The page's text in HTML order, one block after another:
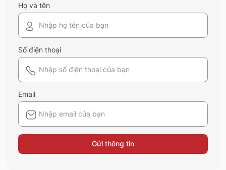
Họ và tên
Số điện thoại
Email
Gửi thông tin